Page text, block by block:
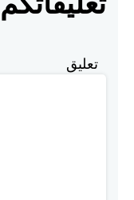
تعليق